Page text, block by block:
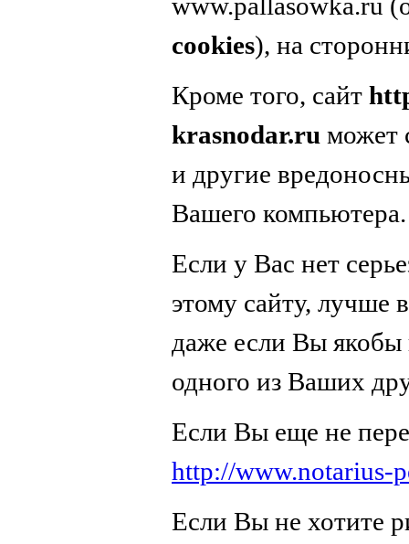
cookies), на
Кроме того, сайт
krasnodar.ru может
и другие
Вашего компьютера.
Если у Вас нет
этому сайту, лучше
даже если Вы якобы
одного из Ваших
Если Вы еще не
http://www.notarius-
Если Вы не хотите